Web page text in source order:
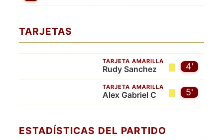
TARJETAS
4'
TARJETA AMARILLA
Rudy Sanchez
5'
TARJETA AMARILLA
Alex Gabriel C
ESTADÍSTICAS DEL PARTIDO